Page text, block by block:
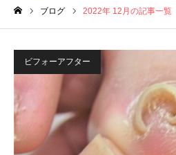
ブログ 2022年 12月の記事一覧
ビフォーアフター